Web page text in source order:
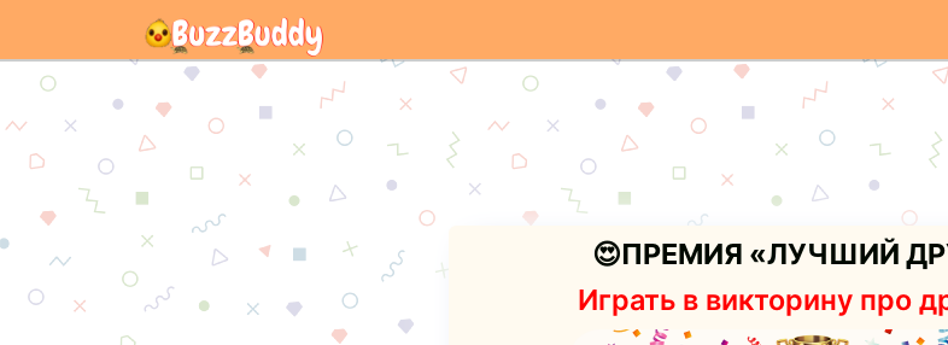
😍ПРЕМИЯ «ЛУЧШИЙ
Играть в викторину про